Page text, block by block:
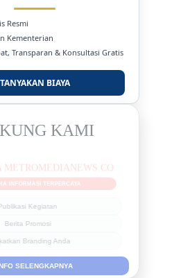
Resmi
Kementerian
Transparan & Konsultasi Gratis
TANYAKAN BIAYA
KAMI
INFORMASI TERPERCAYA
Publikasi Kegiatan
Berita Promosi
Branding Anda
SELENGKAPNYA